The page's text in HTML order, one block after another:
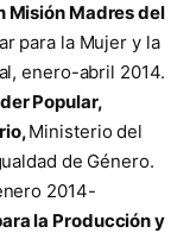
Misión Madres del
para la Mujer y la
enero-abril 2014.
Popular,
Ministerio del
de Género.
2014-
la Producción y